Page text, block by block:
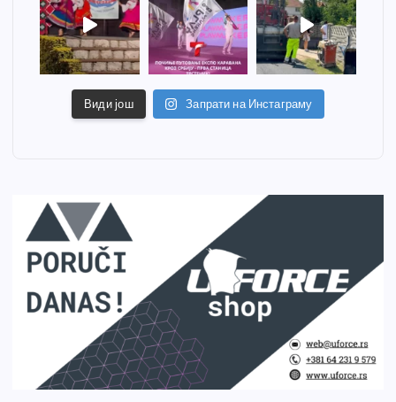
Види још Запрати на Инстаграму